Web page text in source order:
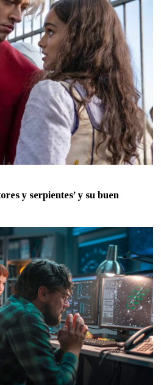
y serpientes’ y su buen